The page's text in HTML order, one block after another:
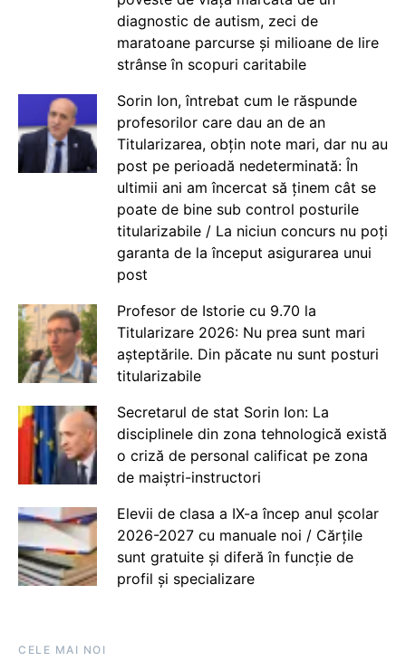
diagnostic de autism, zeci de
maratoane parcurse și milioane de lire
strânse în scopuri caritabile
Sorin Ion, întrebat cum le răspunde
profesorilor care dau an de an
Titularizarea, obțin note mari, dar nu au
post pe perioadă nedeterminată: În
ultimii ani am încercat să ținem cât se
poate de bine sub control posturile
titularizabile / La niciun concurs nu poți
garanta de la început asigurarea unui
post
Profesor de Istorie cu 9.70 la
Titularizare 2026: Nu prea sunt mari
așteptările. Din păcate nu sunt posturi
titularizabile
Secretarul de stat Sorin Ion: La
disciplinele din zona tehnologică există
o criză de personal calificat pe zona
de maiștri-instructori
Elevii de clasa a IX-a încep anul școlar
2026-2027 cu manuale noi / Cărțile
sunt gratuite și diferă în funcție de
profil și specializare
CELE MAI NOI